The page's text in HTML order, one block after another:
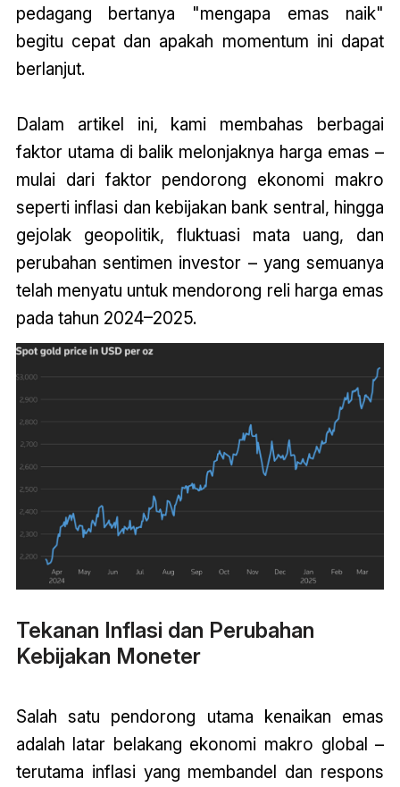
pedagang bertanya "mengapa emas naik"
begitu cepat dan apakah momentum ini dapat
berlanjut.
Dalam artikel ini, kami membahas berbagai
faktor utama di balik melonjaknya harga emas –
mulai dari faktor pendorong ekonomi makro
seperti inflasi dan kebijakan bank sentral, hingga
gejolak geopolitik, fluktuasi mata uang, dan
perubahan sentimen investor – yang semuanya
telah menyatu untuk mendorong reli harga emas
pada tahun 2024–2025.
Tekanan Inflasi dan Perubahan
Kebijakan Moneter
Salah satu pendorong utama kenaikan emas
adalah latar belakang ekonomi makro global –
terutama inflasi yang membandel dan respons